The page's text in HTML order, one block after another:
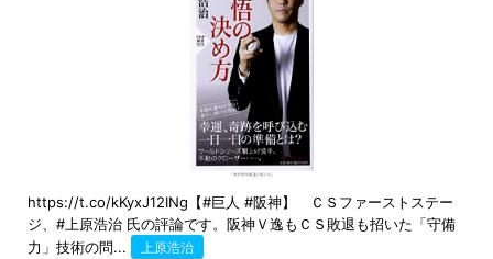
https://t.co/kKyxJ12INg【#巨人 #阪神】 ＣＳファーストステー
ジ、#上原浩治 氏の評論です。阪神Ｖ逸もＣＳ敗退も招いた「守備
力」技術の問...
上原浩治